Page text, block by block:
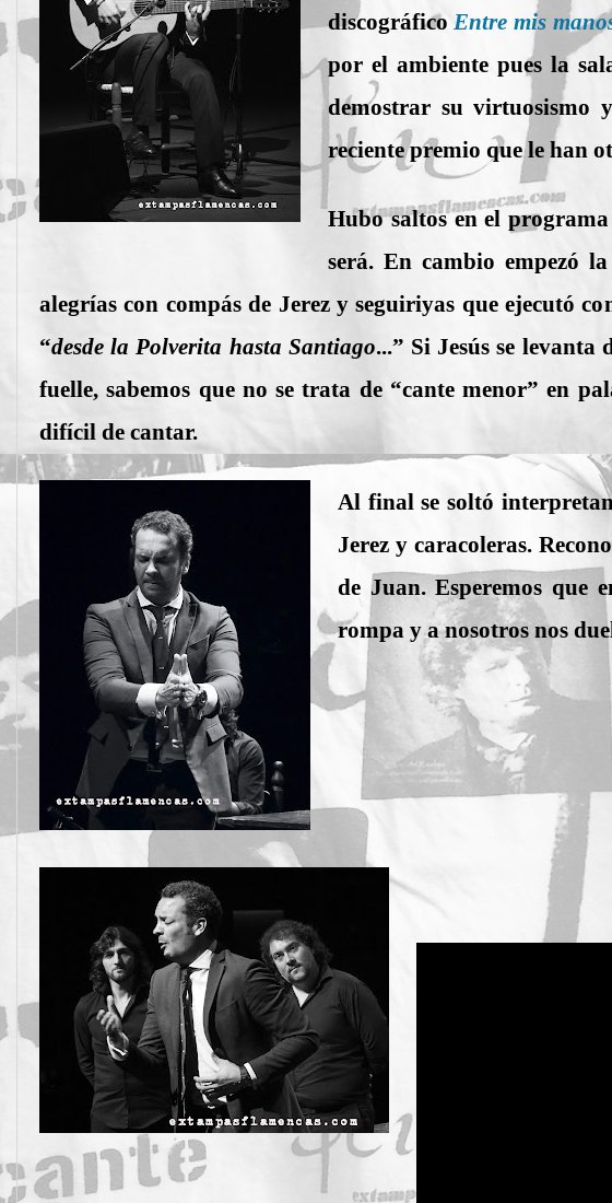
discográficoEntre mis
por el ambiente pues la
demostrar su virtuosismo
reciente premio que le han
Hubo saltos en el
será. En cambio empezó
alegrías con compás de Jerez y seguiriyas que ejecutó
“desde la Polverita hasta Santiago...” Si Jesús se
fuelle, sabemos que no se trata de “cante menor” en
difícil de cantar.
Al final se soltó
Jerez y caracoleras.
de Juan. Esperemos
rompa y a nosotros nos